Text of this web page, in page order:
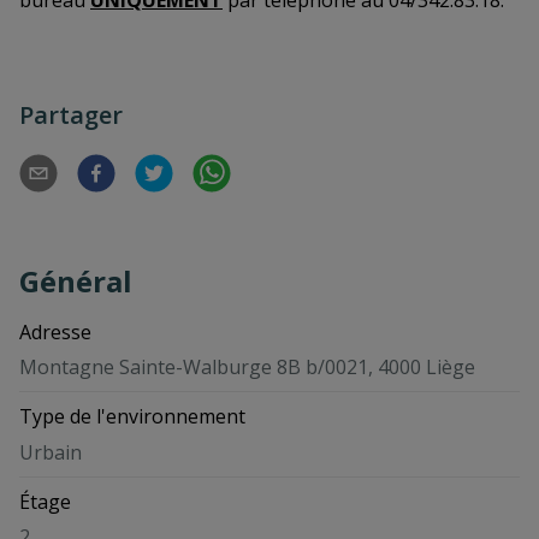
Partager
Général
Adresse
Montagne Sainte-Walburge 8B b/0021, 4000 Liège
Type de l'environnement
Urbain
Étage